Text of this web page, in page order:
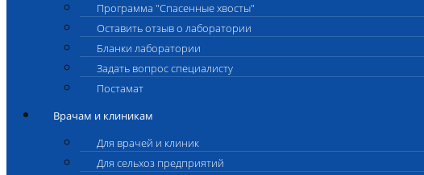
Программа "Спасенные хвосты"
Оставить отзыв о лаборатории
Бланки лаборатории
Задать вопрос специалисту
Постамат
Врачам и клиникам
Для врачей и клиник
Для сельхоз предприятий